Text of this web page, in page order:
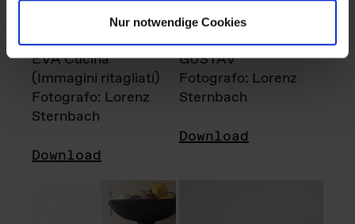
Nur notwendige Cookies
EVA Cucina
(Immagini ritagliati)
Fotografo: Lorenz
Sternbach
Download
GUSTAV
Fotografo: Lorenz
Sternbach
Download